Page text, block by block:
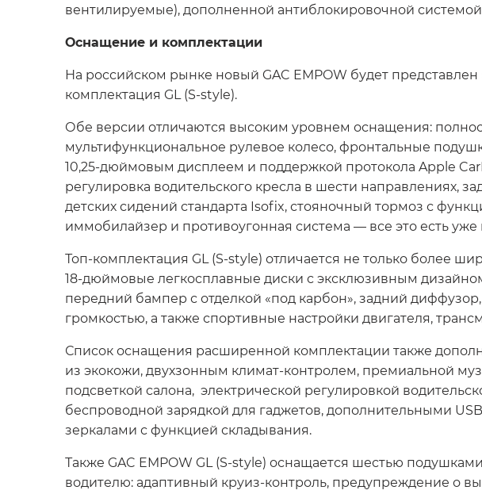
вентилируемые), дополненной антиблокировочной
Оснащение и комплектации
На российском рынке новый GAC EMPOW будет
комплектация GL (S-style).
Обе версии отличаются высоким уровнем оснащения:
мультифункциональное рулевое колесо, фронтальные
10,25-дюймовым дисплеем и поддержкой протокола Apple
регулировка водительского кресла в шести направлениях,
детских сидений стандарта Isofix, стояночный тормоз с
иммобилайзер и противоугонная система — все это есть
Топ-комплектация GL (S-style) отличается не только
18-дюймовые легкосплавные диски с эксклюзивным
передний бампер с отделкой «под карбон», задний
громкостью, а также спортивные настройки двигателя,
Список оснащения расширенной комплектации также
из экокожи, двухзонным климат-контролем, премиальной
подсветкой салона, электрической регулировкой
беспроводной зарядкой для гаджетов, дополнительными
зеркалами с функцией складывания.
Также GAC EMPOW GL (S-style) оснащается шестью
водителю: адаптивный круиз-контроль, предупреждение о